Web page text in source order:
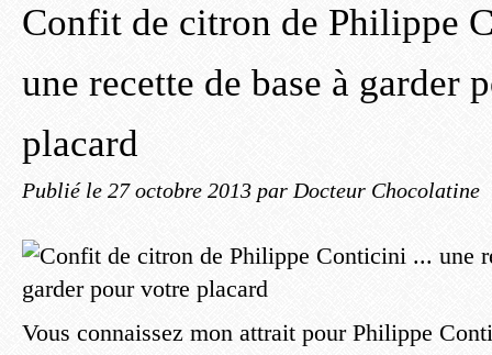
Confit de citron de Philippe
une recette de base à garder
placard
Publié le 27 octobre 2013 par Docteur Chocolatine
Vous connaissez mon attrait pour Philippe